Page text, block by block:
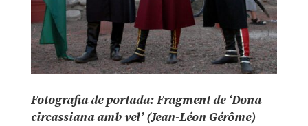
Fotografia de portada: Fragment de ‘Dona
circassiana amb vel’ (Jean-Léon Gérôme)